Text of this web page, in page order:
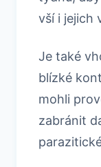
vší i jejich
Je také
blízké
mohli
zabránit